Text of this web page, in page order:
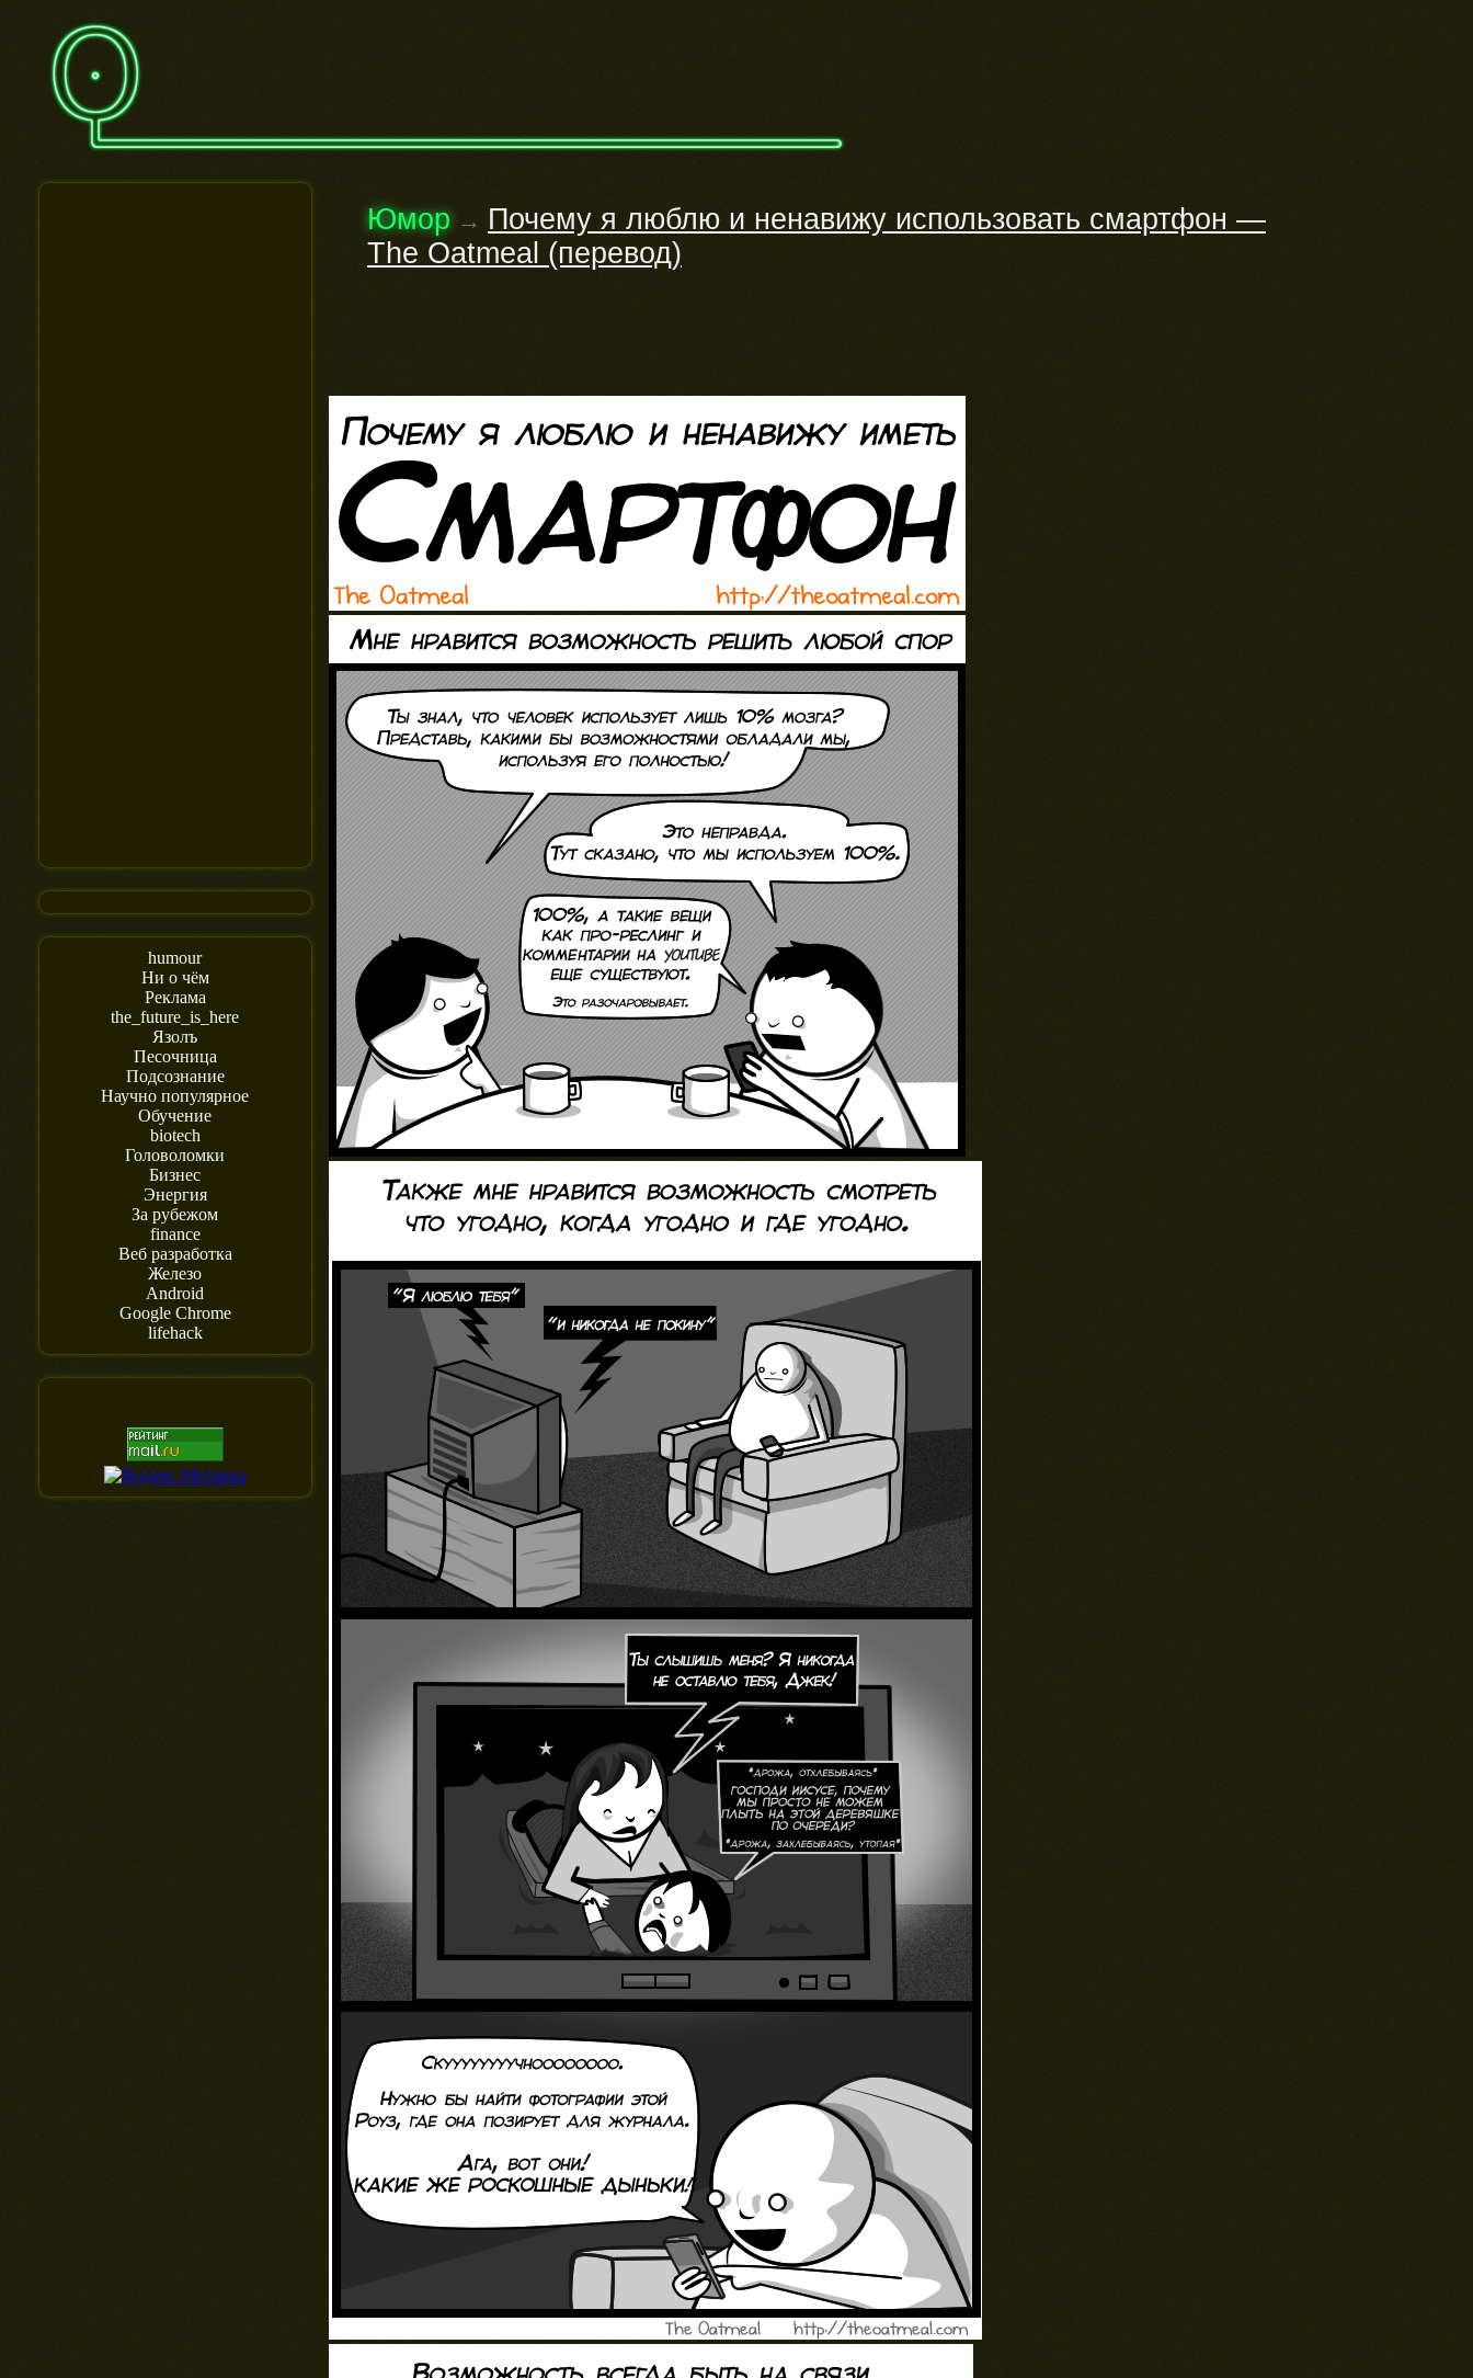
humour
Ни о чём
Реклама
the_future_is_here
Язолъ
Песочница
Подсознание
Научно популярное
Обучение
biotech
Головоломки
Бизнес
Энергия
За рубежом
finance
Веб разработка
Железо
Android
Google Chrome
lifehack
Юмор → Почему я люблю и ненавижу использовать смартфон —
The Oatmeal (перевод)